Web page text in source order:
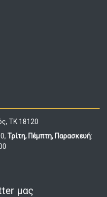
ΤΚ 18120
Τρίτη, Πέμπτη, Παρασκευή:
μας